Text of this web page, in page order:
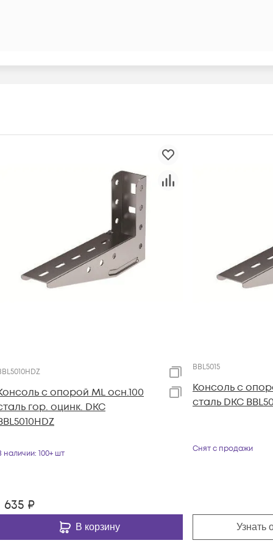
с опорой ML осн.100
гор. оцинк. DKC
наличии: 100+ шт
635 ₽
В корзину
BBL5015
Консоль с
сталь DKC
Снят с продажи
Узнать